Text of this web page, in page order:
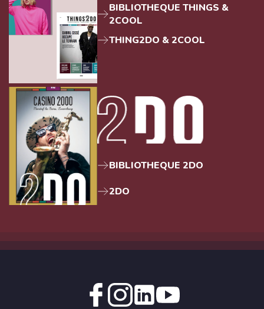
BIBLIOTHEQUE THINGS &
2COOL
THING2DO & 2COOL
BIBLIOTHEQUE 2DO
2DO